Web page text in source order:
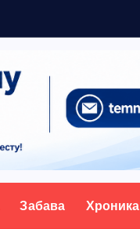
Забава Хроника